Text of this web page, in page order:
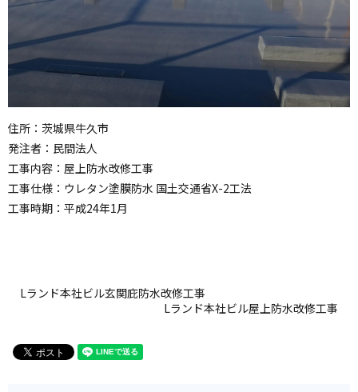
住所：茨城県牛久市
発注者：民間法人
工事内容：屋上防水改修工事
工事仕様：ウレタン塗膜防水 国土交通省X-2工法
工事時期：平成24年1月
Lランド本社ビル玄関庇防水改修工事
Lランド本社ビル屋上防水改修工事